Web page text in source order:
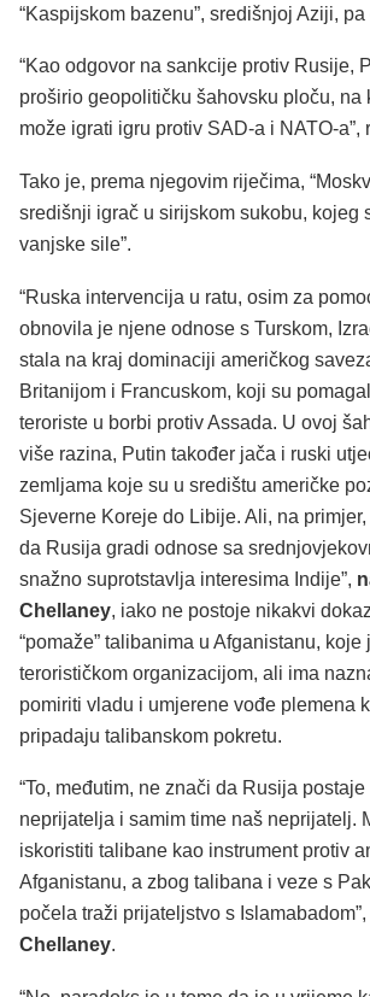
“Kaspijskom bazenu”, središnjoj Aziji,
“Kao odgovor na sankcije protiv Rusije,
proširio geopolitičku šahovsku ploču, na
može igrati igru protiv SAD-a i NATO-a”,
Tako je, prema njegovim riječima,
središnji igrač u sirijskom sukobu, kojeg
vanjske sile”.
“Ruska intervencija u ratu, osim za
obnovila je njene odnose s Turskom,
stala na kraj dominaciji američkog
Britanijom i Francuskom, koji su
teroriste u borbi protiv Assada. U ovoj
više razina, Putin također jača i ruski
zemljama koje su u središtu američke
Sjeverne Koreje do Libije. Ali, na
da Rusija gradi odnose sa
snažno suprotstavlja interesima Indije”,
Chellaney, iako ne postoje nikakvi
“pomaže” talibanima u Afganistanu, koje
terorističkom organizacijom, ali ima
pomiriti vladu i umjerene vođe plemena
pripadaju talibanskom pokretu.
“To, međutim, ne znači da Rusija
neprijatelja i samim time naš neprijatelj.
iskoristiti talibane kao instrument protiv
Afganistanu, a zbog talibana i veze s
počela traži prijateljstvo s Islamabadom”,
Chellaney.